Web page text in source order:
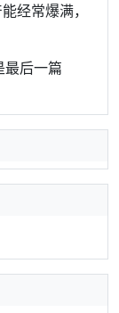
经常爆满，
最后一篇